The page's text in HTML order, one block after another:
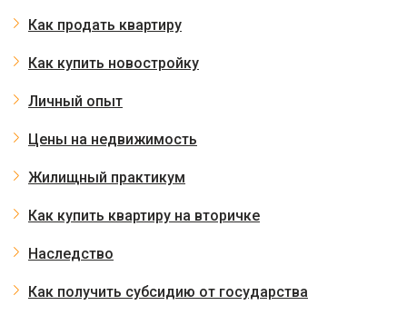
Как продать квартиру
Как купить новостройку
Личный опыт
Цены на недвижимость
Жилищный практикум
Как купить квартиру на вторичке
Наследство
Как получить субсидию от государства